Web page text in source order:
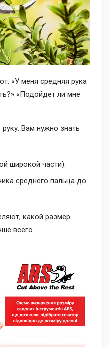
«У меня средняя рука
«Подойдет ли мне
Вам нужно знать
широкой части).
среднего пальца до
какой размер
всего.